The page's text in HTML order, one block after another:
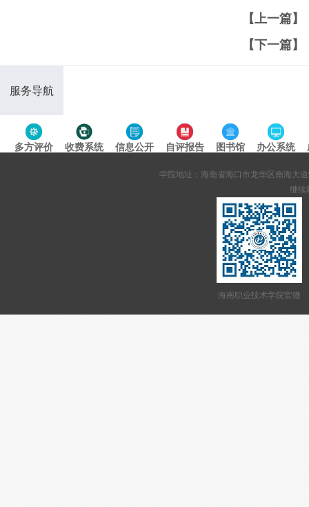
【上一篇】
【下一篇】
服务导航
多方评价 收费系统 信息公开 自评报告 图书馆 办公系统
学院地址：海南省海口市龙华区南海大道
继续
海南职业技术学院官微